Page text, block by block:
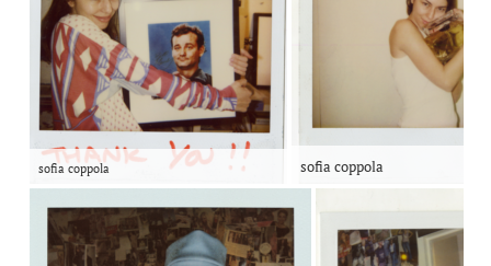
sofia coppola sofia coppola